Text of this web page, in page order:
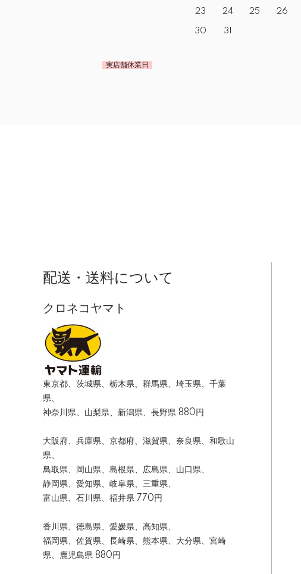
23 24 25 26
30 31
実店舗休業日
配送・送料について
クロネコヤマト
東京都、茨城県、栃木県、群馬県、埼玉県、千葉
県、
神奈川県、山梨県、新潟県、長野県 880円
大阪府、兵庫県、京都府、滋賀県、奈良県、和歌山
県、
鳥取県、岡山県、島根県、広島県、山口県、
静岡県、愛知県、岐阜県、三重県、
富山県、石川県、福井県 770円
香川県、徳島県、愛媛県、高知県、
福岡県、佐賀県、長崎県、熊本県、大分県、宮崎
県、鹿児島県 880円